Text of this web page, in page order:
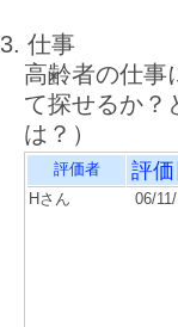
3. 仕事
高齢者の仕事
て探せるか？
は？）
評価者 評
Hさん 06/